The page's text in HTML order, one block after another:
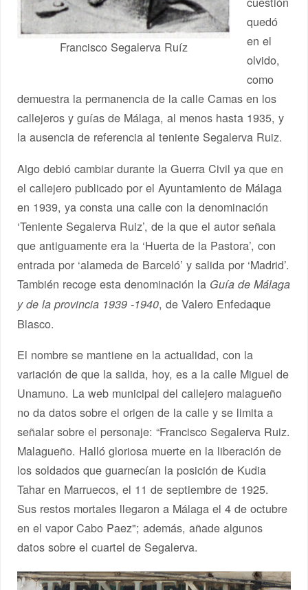
Francisco Segalerva Ruíz
quedó
en el
olvido,
como
demuestra la permanencia de la calle Camas en los
callejeros y guías de Málaga, al menos hasta 1935, y
la ausencia de referencia al teniente Segalerva Ruiz.
Algo debió cambiar durante la Guerra Civil ya que en
el callejero publicado por el Ayuntamiento de Málaga
en 1939, ya consta una calle con la denominación
‘Teniente Segalerva Ruiz’, de la que el autor señala
que antiguamente era la ‘Huerta de la Pastora’, con
entrada por ‘alameda de Barceló’ y salida por ‘Madrid’.
También recoge esta denominación la Guía de Málaga
y de la provincia 1939 -1940, de Valero Enfedaque
Blasco.
El nombre se mantiene en la actualidad, con la
variación de que la salida, hoy, es a la calle Miguel de
Unamuno. La web municipal del callejero malagueño
no da datos sobre el origen de la calle y se limita a
señalar sobre el personaje: “Francisco Segalerva Ruiz.
Malagueño. Halló gloriosa muerte en la liberación de
los soldados que guarnecían la posición de Kudia
Tahar en Marruecos, el 11 de septiembre de 1925.
Sus restos mortales llegaron a Málaga el 4 de octubre
en el vapor Cabo Paez"; además, añade algunos
datos sobre el cuartel de Segalerva.